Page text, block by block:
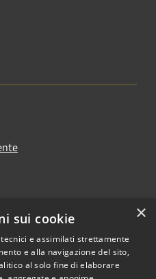
×
sui cookie
e assimilati strettamente
e alla navigazione del sito,
al solo fine di elaborare